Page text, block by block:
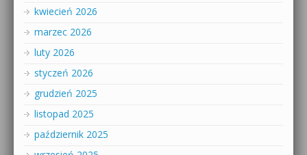
kwiecień 2026
marzec 2026
luty 2026
styczeń 2026
grudzień 2025
listopad 2025
październik 2025